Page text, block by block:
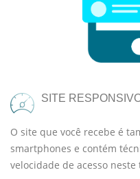
SITE
O site que você recebe é
smartphones e contém
velocidade de acesso